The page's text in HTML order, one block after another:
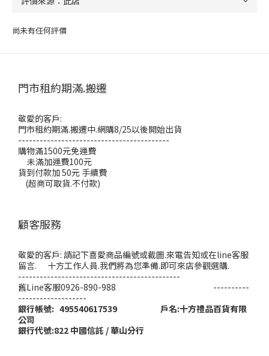
尚未有任何評價
門市租約期滿.搬遷
敬愛的客戶:
門市租約期滿.搬遷中.網購8/25以後開始出貨
------------------------------------------
購物滿1500元免運費
未滿加運費100元
貨到付款加 50元 手續費
(超商可取貨.不付款)
顧客服務
敬愛的客戶: 請記下喜愛商品編號或截圖.來電告知或在line客服
留言. 十方工作人員.我們將為您準備.即可來店參觀選購.
---------------------------------------------
舊Line客服0926-890-988 ----------
-------------------
銀行帳號: 495540617539 戶名:十方禮品百貨有限
公司
銀行代號:822 中國信託 / 華山分行